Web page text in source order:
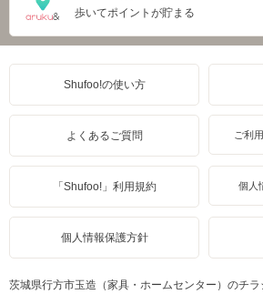
歩いてポイントが貯まる
Shufoo!の使い方
よくあるご質問 ご利
「Shufoo!」利用規約 個人
個人情報保護方針
茨城県行方市玉造（家具・ホームセンター）のチ